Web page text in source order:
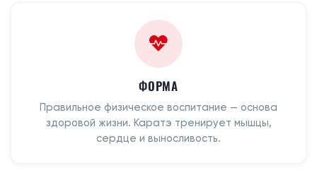
ФОРМА
Правильное физическое воспитание — основа
здоровой жизни. Каратэ тренирует мышцы,
сердце и выносливость.